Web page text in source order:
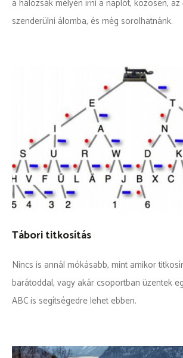
a hálózsák mélyén írni a naplót, közösen,
szenderülni álomba, és még sorolhatnánk.
Tábori titkosítás
Nincs is annál mókásabb, mint amikor
barátoddal, vagy akár csoportban üzentek
ABC is segítségedre lehet ebben.